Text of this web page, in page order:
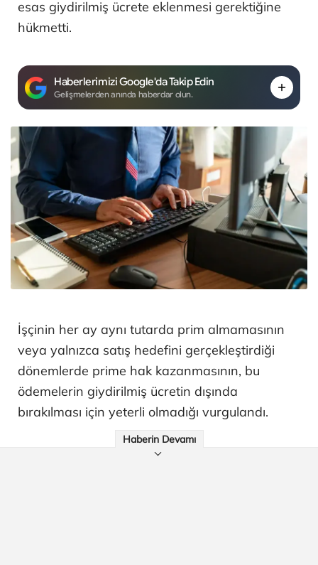
esas giydirilmiş ücrete eklenmesi gerektiğine
hükmetti.
Haberlerimizi Google'da Takip Edin
Gelişmelerden anında haberdar olun.
İşçinin her ay aynı tutarda prim almamasının
veya yalnızca satış hedefini gerçekleştirdiği
dönemlerde prime hak kazanmasının, bu
ödemelerin giydirilmiş ücretin dışında
bırakılması için yeterli olmadığı vurgulandı.
Haberin Devamı